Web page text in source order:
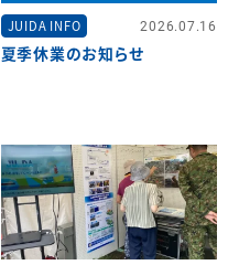
JUIDA INFO 2026.07.16
夏季休業のお知らせ